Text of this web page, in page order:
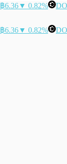
฿6.36▼ 0.82%
฿6.36▼ 0.82%